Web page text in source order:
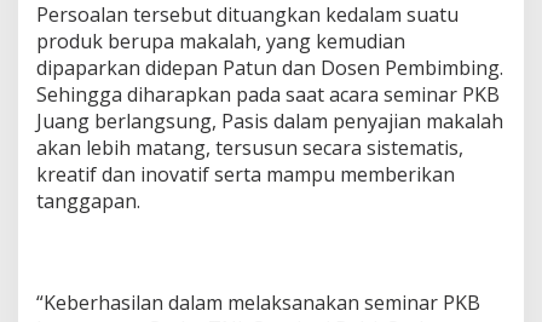
Persoalan tersebut dituangkan kedalam suatu
produk berupa makalah, yang kemudian
dipaparkan didepan Patun dan Dosen Pembimbing.
Sehingga diharapkan pada saat acara seminar PKB
Juang berlangsung, Pasis dalam penyajian makalah
akan lebih matang, tersusun secara sistematis,
kreatif dan inovatif serta mampu memberikan
tanggapan.
“Keberhasilan dalam melaksanakan seminar PKB